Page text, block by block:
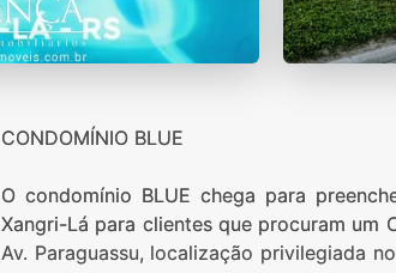
CONDOMÍNIO BLUE
O condomínio BLUE chega para
Xangri-Lá para clientes que procuram
Av. Paraguassu, localização privilegiada